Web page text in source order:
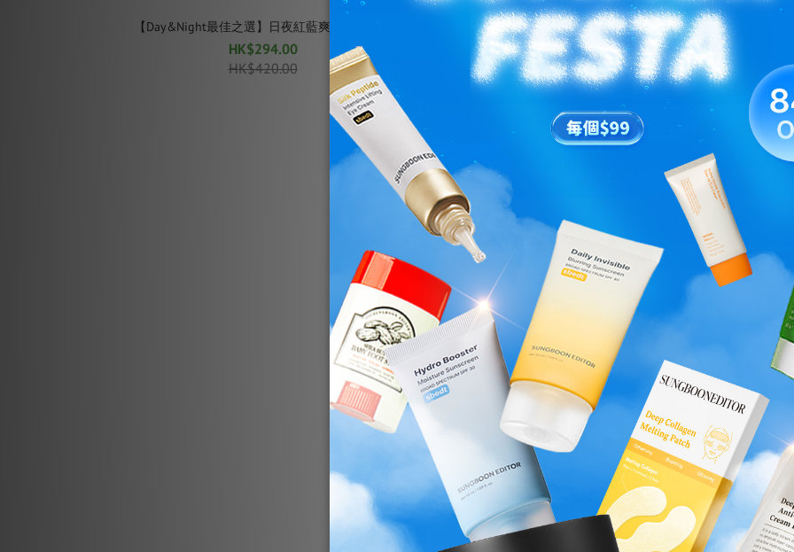
【Day&Night最佳之選】日夜紅藍爽膚棉片套裝
HK$294.00
HK$420.00
紅魚腥草BHA-Lino淨痘控油精華
HK$223.00 ~ HK$599.00
HK$1,320.00